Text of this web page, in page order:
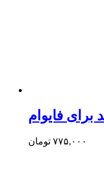
۷۷۵,۰۰۰ تومان